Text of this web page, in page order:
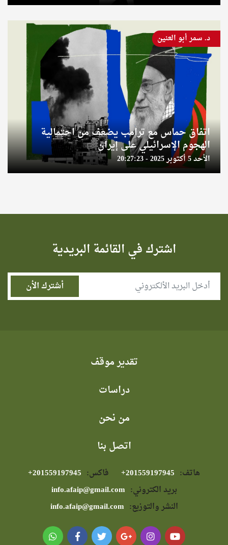
اتفاق حماس مع ترامب يضعف من احتمالية
الهجوم الإسرائيلي على إيران
الأحد 5 أكتوبر 2025 - 20:27:23
د. سمر أبو العنين
اشترك في القائمة البريدية
تقدير موقف
دراسات
من نحن
اتصل بنا
هاتف: فاكس:
بريد الكتروني: info.afaip@gmail.com
النشر والتوزيع: info.afaip@gmail.com